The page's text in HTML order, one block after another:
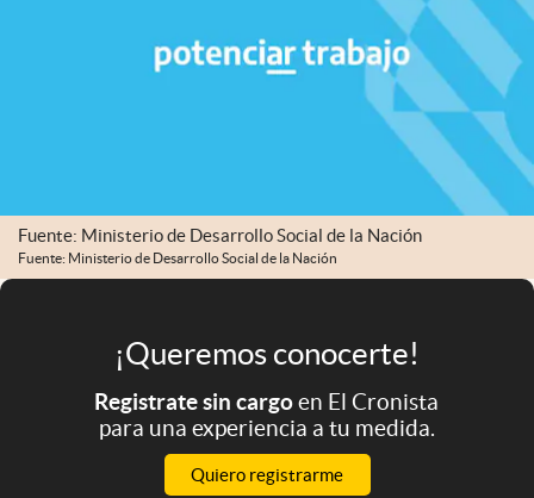
Fuente: Ministerio de Desarrollo Social de la Nación
Fuente: Ministerio de Desarrollo Social de la Nación
¡Queremos conocerte!
Registrate sin cargoen El Cronista
para una experiencia a tu medida.
Quiero registrarme